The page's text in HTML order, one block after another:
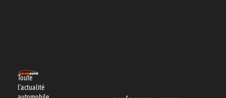
Toute
l’actualité